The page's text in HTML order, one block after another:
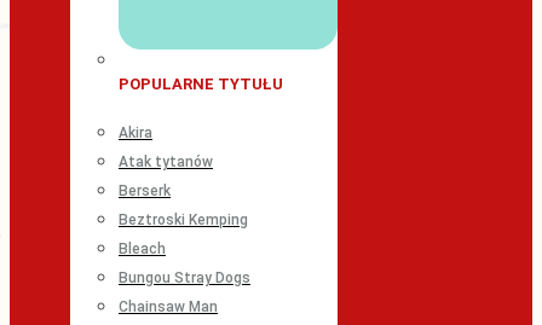
POPULARNE TYTUŁU
Akira
Atak tytanów
Berserk
Beztroski Kemping
Bleach
Bungou Stray Dogs
Chainsaw Man